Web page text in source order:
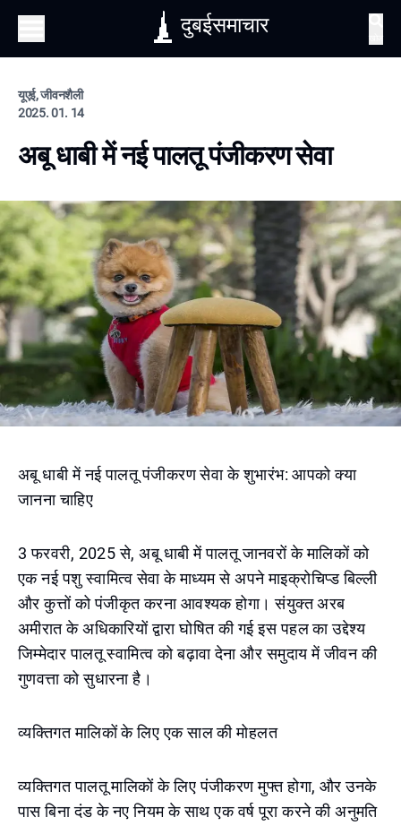
दुबईसमाचार
यूएई, जीवनशैली
2025. 01. 14
अबू धाबी में नई पालतू पंजीकरण सेवा
अबू धाबी में नई पालतू पंजीकरण सेवा के शुभारंभ: आपको क्या
जानना चाहिए
3 फरवरी, 2025 से, अबू धाबी में पालतू जानवरों के मालिकों को
एक नई पशु स्वामित्व सेवा के माध्यम से अपने माइक्रोचिप्ड बिल्ली
और कुत्तों को पंजीकृत करना आवश्यक होगा। संयुक्त अरब
अमीरात के अधिकारियों द्वारा घोषित की गई इस पहल का उद्देश्य
जिम्मेदार पालतू स्वामित्व को बढ़ावा देना और समुदाय में जीवन की
गुणवत्ता को सुधारना है।
व्यक्तिगत मालिकों के लिए एक साल की मोहलत
व्यक्तिगत पालतू मालिकों के लिए पंजीकरण मुफ्त होगा, और उनके
पास बिना दंड के नए नियम के साथ एक वर्ष पूरा करने की अनुमति